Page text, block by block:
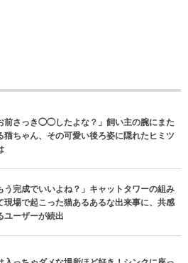
前さっき◯◯したよな？」飼い主の腕にまた
猫ちゃん、その可愛い後ろ姿に隠れたヒミツ
う完成でいいよね？」キャットタワーの組み
現場で起こった猫あるあるな出来事に、共感
ユーザーが続出